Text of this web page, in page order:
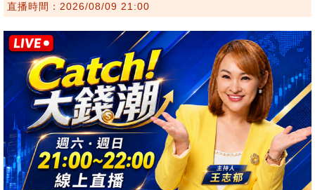
直播時間：2026/08/09 21:00